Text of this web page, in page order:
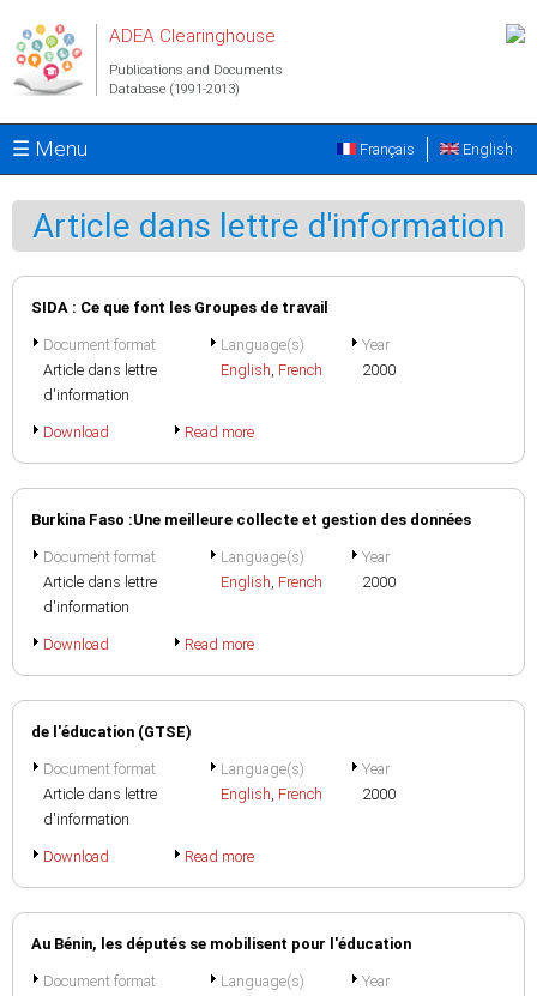
ADEA Clearinghouse
Publications and Documents
Database (1991-2013)
☰ Menu English
Français
Article dans lettre d'information
SIDA : Ce que font les Groupes de travail
Document format
Article dans lettre
d'information
Language(s)
English, French
Year
2000
Download Read more
Burkina Faso :Une meilleure collecte et gestion des données
Document format
Article dans lettre
d'information
Language(s)
English, French
Year
2000
Download Read more
de l'éducation (GTSE)
Document format
Article dans lettre
d'information
Language(s)
English, French
Year
2000
Download Read more
Au Bénin, les députés se mobilisent pour l'éducation
Document format
Language(s)
Year